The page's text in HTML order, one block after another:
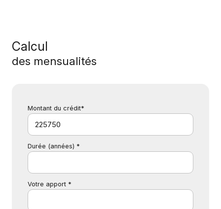
Calcul
des mensualités
Montant du crédit*
Durée (années) *
Votre apport *